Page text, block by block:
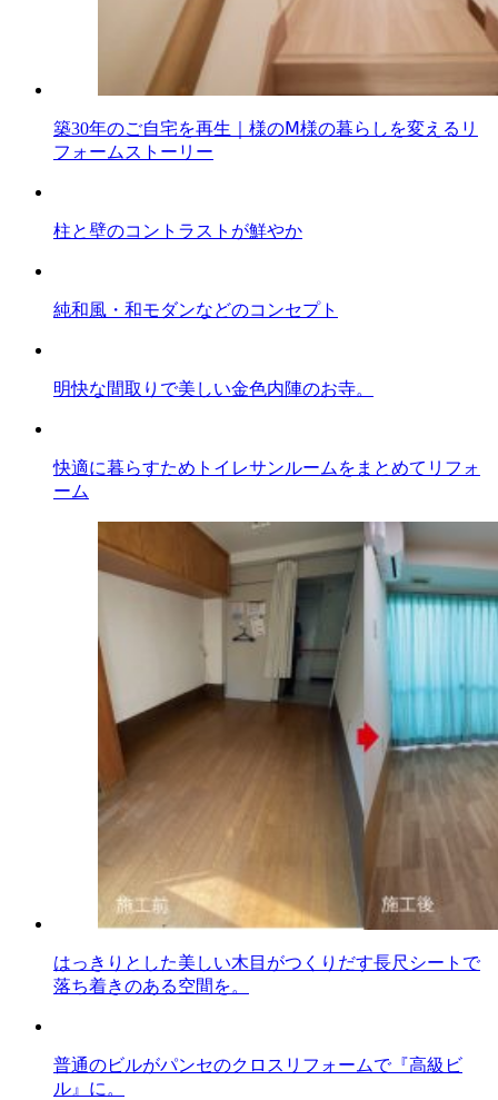
築30年のご自宅を再生｜様のⅯ様の暮らしを変えるリ
フォームストーリー
柱と壁のコントラストが鮮やか
純和風・和モダンなどのコンセプト
明快な間取りで美しい金色内陣のお寺。
快適に暮らすためトイレサンルームをまとめてリフォ
ーム
はっきりとした美しい木目がつくりだす長尺シートで
落ち着きのある空間を。
普通のビルがパンセのクロスリフォームで『高級ビ
ル』に。